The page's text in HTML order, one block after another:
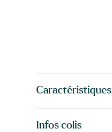
Caractéristiques
Infos colis